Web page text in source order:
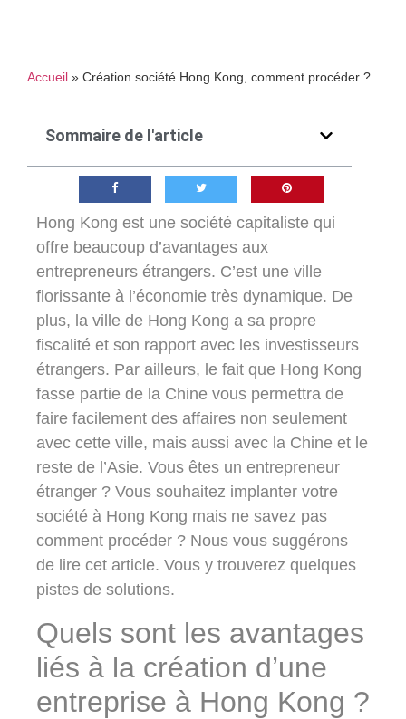
Accueil » Création société Hong Kong, comment procéder ?
Sommaire de l'article
Hong Kong est une société capitaliste qui
offre beaucoup d’avantages aux
entrepreneurs étrangers. C’est une ville
florissante à l’économie très dynamique. De
plus, la ville de Hong Kong a sa propre
fiscalité et son rapport avec les investisseurs
étrangers. Par ailleurs, le fait que Hong Kong
fasse partie de la Chine vous permettra de
faire facilement des affaires non seulement
avec cette ville, mais aussi avec la Chine et le
reste de l’Asie. Vous êtes un entrepreneur
étranger ? Vous souhaitez implanter votre
société à Hong Kong mais ne savez pas
comment procéder ? Nous vous suggérons
de lire cet article. Vous y trouverez quelques
pistes de solutions.
Quels sont les avantages
liés à la création d’une
entreprise à Hong Kong ?